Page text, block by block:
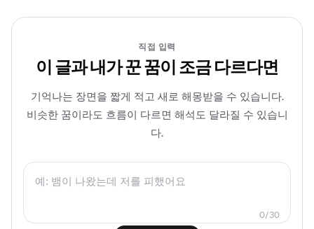
직접 입력
이 글과 내가 꾼 꿈이 조금 다르다면
기억나는 장면을 짧게 적고 새로 해몽받을 수 있습니다.
비슷한 꿈이라도 흐름이 다르면 해석도 달라질 수 있습니
다.
0/30